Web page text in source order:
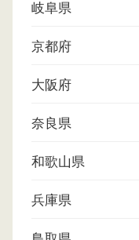
岐阜県
京都府
大阪府
奈良県
和歌山県
兵庫県